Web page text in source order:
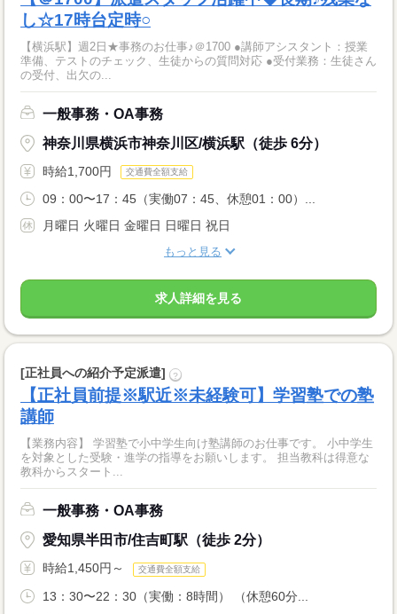
し☆17時台定時○
【横浜駅】週2日★事務のお仕事♪＠1700 ●講師アシスタント：授業
準備、テストのチェック、生徒からの質問対応 ●受付業務：生徒さん
の受付、出欠の...
一般事務・OA事務
神奈川県横浜市神奈川区/横浜駅（徒歩 6分）
時給1,700円 交通費全額支給
09：00〜17：45（実働07：45、休憩01：00）...
月曜日 火曜日 金曜日 日曜日 祝日
もっと見る
求人詳細を見る
[正社員への紹介予定派遣] ?
【正社員前提※駅近※未経験可】学習塾での塾
講師
【業務内容】 学習塾で小中学生向け塾講師のお仕事です。 小中学生
を対象とした受験・進学の指導をお願いします。 担当教科は得意な
教科からスタート...
一般事務・OA事務
愛知県半田市/住吉町駅（徒歩 2分）
時給1,450円～ 交通費全額支給
13：30〜22：30（実働：8時間） （休憩60分...